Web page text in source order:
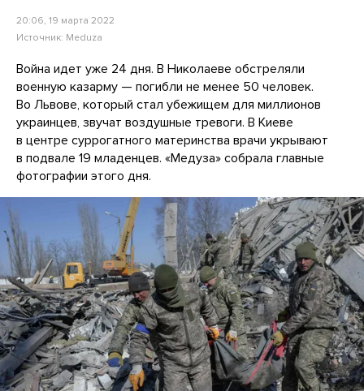
20:06, 19 марта 2022
Источник: Meduza
Война идет уже 24 дня. В Николаеве обстреляли
военную казарму — погибли не менее 50 человек.
Во Львове, который стал убежищем для миллионов
украинцев, звучат воздушные тревоги. В Киеве
в центре суррогатного материнства врачи укрывают
в подвале 19 младенцев. «Медуза» собрала главные
фотографии этого дня.